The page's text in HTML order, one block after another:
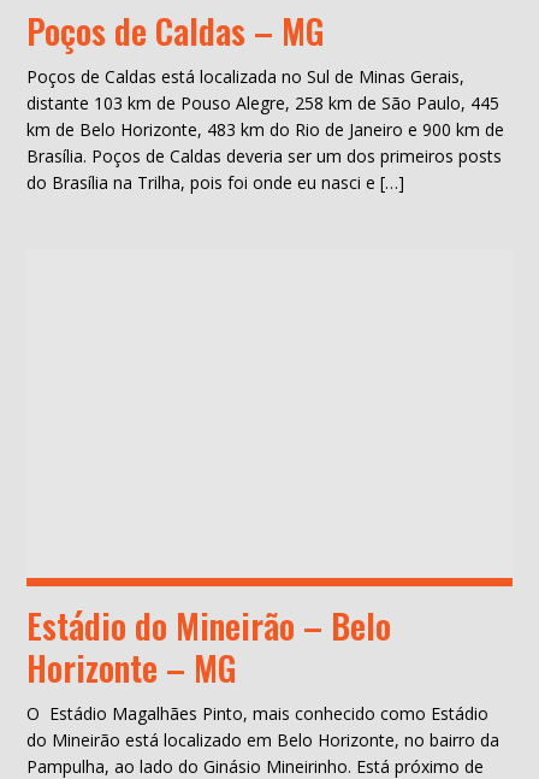
Poços de Caldas – MG
Poços de Caldas está localizada no Sul de Minas Gerais,
distante 103 km de Pouso Alegre, 258 km de São Paulo, 445
km de Belo Horizonte, 483 km do Rio de Janeiro e 900 km de
Brasília. Poços de Caldas deveria ser um dos primeiros posts
do Brasília na Trilha, pois foi onde eu nasci e […]
Estádio do Mineirão – Belo
Horizonte – MG
O Estádio Magalhães Pinto, mais conhecido como Estádio
do Mineirão está localizado em Belo Horizonte, no bairro da
Pampulha, ao lado do Ginásio Mineirinho. Está próximo de